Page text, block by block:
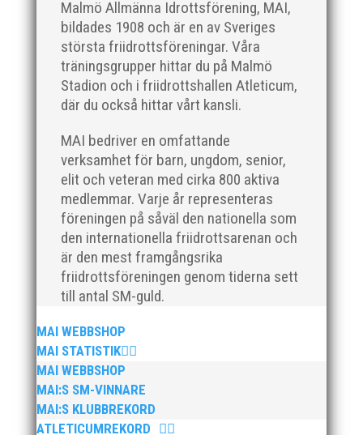
Malmö Allmänna Idrottsförening, MAI,
bildades 1908 och är en av Sveriges
största friidrottsföreningar. Våra
träningsgrupper hittar du på Malmö
Stadion och i friidrottshallen Atleticum,
där du också hittar vårt kansli.
MAI bedriver en omfattande
verksamhet för barn, ungdom, senior,
elit och veteran med cirka 800 aktiva
medlemmar. Varje år representeras
föreningen på såväl den nationella som
den internationella friidrottsarenan och
är den mest framgångsrika
friidrottsföreningen genom tiderna sett
till antal SM-guld.
MAI WEBBSHOP
MAI STATISTIK
MAI WEBBSHOP
MAI:S SM-VINNARE
MAI:S KLUBBREKORD
ATLETICUMREKORD